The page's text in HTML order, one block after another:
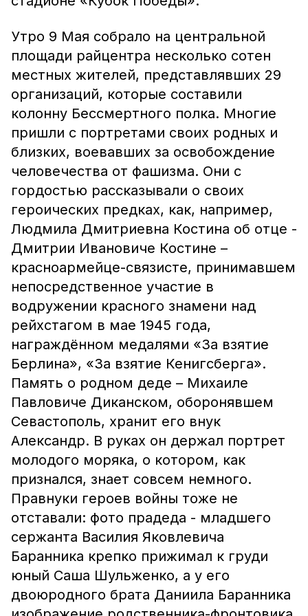
Утро 9 Мая собрало на центральной
площади райцентра несколько сотен
местных жителей, представлявших 29
организаций, которые составили
колонну Бессмертного полка. Многие
пришли с портретами своих родных и
близких, воевавших за освобождение
человечества от фашизма. Они с
гордостью рассказывали о своих
героических предках, как, например,
Людмила Дмитриевна Костина об отце -
Дмитрии Ивановиче Костине –
красноармейце-связисте, принимавшем
непосредственное участие в
водружении красного знамени над
рейхстагом в мае 1945 года,
награждённом медалями «За взятие
Берлина», «За взятие Кенигсберга».
Память о родном деде – Михаиле
Павловиче Диканском, оборонявшем
Севастополь, хранит его внук
Александр. В руках он держал портрет
молодого моряка, о котором, как
признался, знает совсем немного.
Правнуки героев войны тоже не
отставали: фото прадеда - младшего
сержанта Василия Яковлевича
Баранника крепко прижимал к груди
юный Саша Шульженко, а у его
двоюродного брата Даниила Баранника